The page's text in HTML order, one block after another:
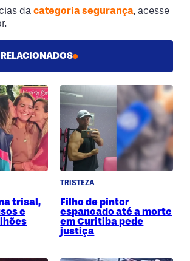
da categoria segurança, acesse
trisal,
e
TRISTEZA
Filho de pintor
espancado até a morte
em Curitiba pede
justiça